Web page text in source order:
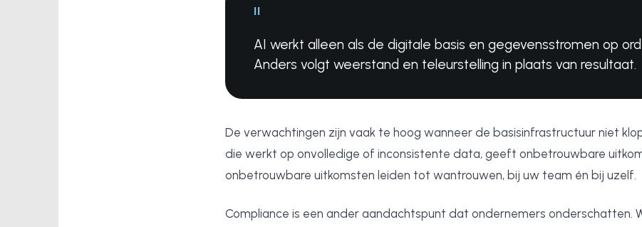
"
AI werkt alleen als de digitale basis en gegevensstromen op
Anders volgt weerstand en teleurstelling in plaats van resultaat.
De verwachtingen zijn vaak te hoog wanneer de basisinfrastructuur niet
die werkt op onvolledige of inconsistente data, geeft onbetrouwbare
onbetrouwbare uitkomsten leiden tot wantrouwen, bij uw team én bij uzelf.
Compliance is een ander aandachtspunt dat ondernemers onderschatten.